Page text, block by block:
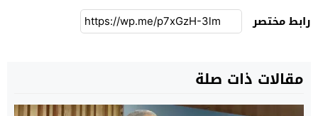
رابط مختصر
مقالات ذات صلة